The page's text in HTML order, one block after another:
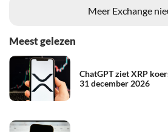
Meer Exchange
Meest gelezen
ChatGPT ziet XRP
31 december 2026